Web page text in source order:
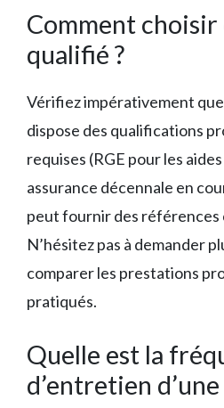
Comment
qualifié ?
Vérifiez impérativement
dispose des qualifications
requises (RGE pour les
assurance décennale en
peut fournir des références
N’hésitez pas à demander
comparer les prestations
pratiqués.
Quelle est la
d’entretien